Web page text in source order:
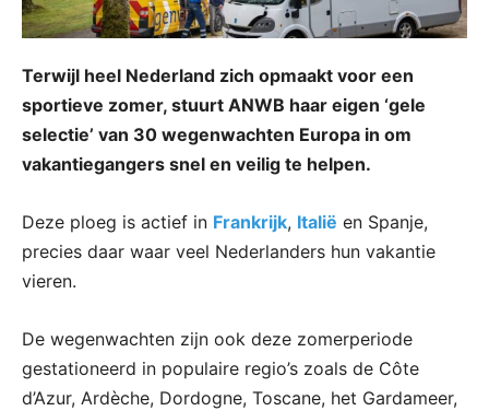
Terwijl heel Nederland zich opmaakt voor een
sportieve zomer, stuurt ANWB haar eigen ‘gele
selectie’ van 30 wegenwachten Europa in om
vakantiegangers snel en veilig te helpen.
Deze ploeg is actief in Frankrijk, Italië en Spanje,
precies daar waar veel Nederlanders hun vakantie
vieren.
De wegenwachten zijn ook deze zomerperiode
gestationeerd in populaire regio’s zoals de Côte
d’Azur, Ardèche, Dordogne, Toscane, het Gardameer,